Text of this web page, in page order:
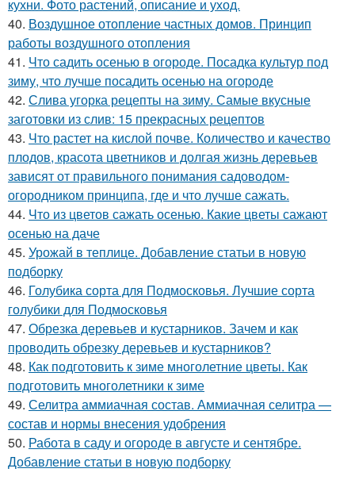
кухни. Фото растений, описание и уход.
40. Воздушное отопление частных домов. Принцип
работы воздушного отопления
41. Что садить осенью в огороде. Посадка культур под
зиму, что лучше посадить осенью на огороде
42. Слива угорка рецепты на зиму. Самые вкусные
заготовки из слив: 15 прекрасных рецептов
43. Что растет на кислой почве. Количество и качество
плодов, красота цветников и долгая жизнь деревьев
зависят от правильного понимания садоводом-
огородником принципа, где и что лучше сажать.
44. Что из цветов сажать осенью. Какие цветы сажают
осенью на даче
45. Урожай в теплице. Добавление статьи в новую
подборку
46. Голубика сорта для Подмосковья. Лучшие сорта
голубики для Подмосковья
47. Обрезка деревьев и кустарников. Зачем и как
проводить обрезку деревьев и кустарников?
48. Как подготовить к зиме многолетние цветы. Как
подготовить многолетники к зиме
49. Селитра аммиачная состав. Аммиачная селитра —
состав и нормы внесения удобрения
50. Работа в саду и огороде в августе и сентябре.
Добавление статьи в новую подборку